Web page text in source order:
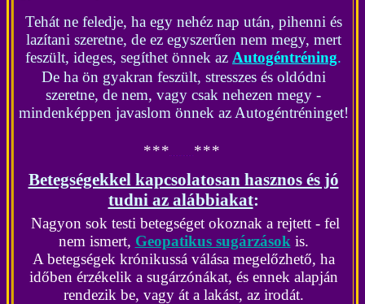
Tehát ne feledje, ha egy nehéz nap után, pihenni és
lazítani szeretne, de ez egyszerűen nem megy, mert
feszült, ideges, segíthet önnek az Autogéntréning.
De ha ön gyakran feszült, stresszes és oldódni
szeretne, de nem, vagy csak nehezen megy -
mindenképpen javaslom önnek az Autogéntréninget!
*** ***
Betegségekkel kapcsolatosan hasznos és jó
tudni az alábbiakat:
Nagyon sok testi betegséget okoznak a rejtett - fel
nem ismert, Geopatikus sugárzások is.
A betegségek krónikussá válása megelőzhető, ha
időben érzékelik a sugárzónákat, és ennek alapján
rendezik be, vagy át a lakást, az irodát.